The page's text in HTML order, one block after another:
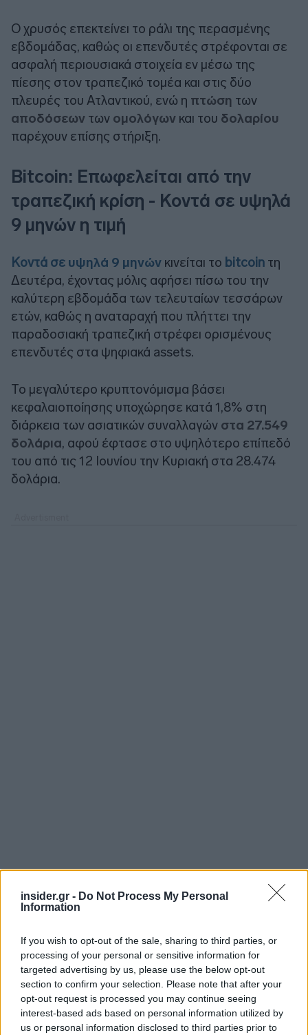
insider.gr - Do Not Process My Personal
Information
If you wish to opt-out of the sale, sharing to third parties, or
processing of your personal or sensitive information for
targeted advertising by us, please use the below opt-out
section to confirm your selection. Please note that after your
opt-out request is processed you may continue seeing
interest-based ads based on personal information utilized by
us or personal information disclosed to third parties prior to
Ο χρυσός επεκτείνει το ράλι της περασμένης
εβδομάδας, καθώς οι επενδυτές στρέφονται σε
ασφαλή περιουσιακά στοιχεία εν μέσω της
πίεσης στον τραπεζικό τομέα και στις δύο
πλευρές του Ατλαντικού, ενώ η πτώση των
αποδόσεων των ομολόγων και του δολαρίου
παρέχουν επίσης στήριξη.
Bitcoin: Επωφελείται από την
τραπεζική κρίση - Κοντά σε υψηλά
9 μηνών η τιμή
Κοντά σε υψηλά 9 μηνών κινείται το bitcoin τη
Δευτέρα, έχοντας μόλις αφήσει πίσω του την
καλύτερη εβδομάδα των τελευταίων τεσσάρων
ετών, καθώς η αναταραχή που πλήττει την
παραδοσιακή τραπεζική στρέφει ορισμένους
επενδυτές στα ψηφιακά assets.
Το μεγαλύτερο κρυπτονόμισμα βάσει
κεφαλαιοποίησης υποχώρησε κατά 1,8% στη
διάρκεια των ασιατικών συναλλαγών στα 27.549
δολάρια, αφού έφτασε στο υψηλότερο επίπεδό
του από τις 12 Ιουνίου την Κυριακή στα 28.474
δολάρια.
Την περασμένη εβδομάδαη τιμή του bitcoin
έκανε άλμα 26% , ενώ έχει αυξηθεί κατά
περισσότερο από 35% σε δέκα ημέρες, καθώς η
αναταραχή στον τραπεζικό τομέα έχει διαδοθεί
σε όλο τον κόσμο -- ξεκινώντας με την